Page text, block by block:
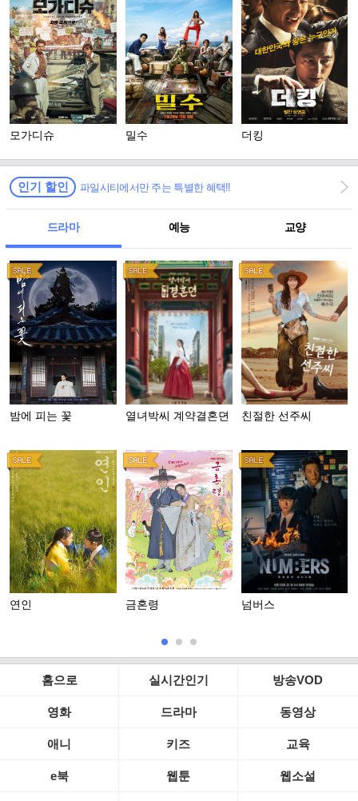
모가디슈 밀수 더킹
인기 할인 파일시티에서만 주는 특별한 혜택!!
드라마 예능 교양
밤에 피는 꽃 열녀박씨 계약결혼뎐 친절한 선주씨
연인 금혼령 넘버스
홈으로 실시간인기 방송VOD
영화 드라마 동영상
애니 키즈 교육
e북 웹툰 웹소설